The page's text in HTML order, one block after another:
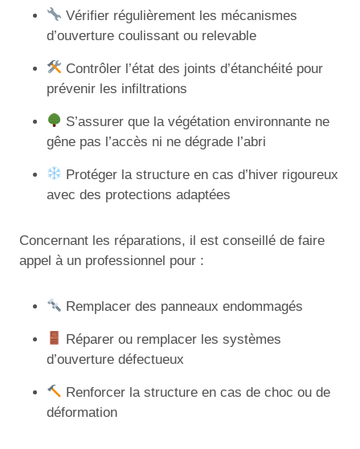
Vérifier régulièrement les mécanismes
d’ouverture coulissant ou relevable
Contrôler l’état des joints d’étanchéité pour
prévenir les infiltrations
S’assurer que la végétation environnante ne
gêne pas l’accès ni ne dégrade l’abri
Protéger la structure en cas d’hiver rigoureux
avec des protections adaptées
Concernant les réparations, il est conseillé de faire
appel à un professionnel pour :
Remplacer des panneaux endommagés
Réparer ou remplacer les systèmes
d’ouverture défectueux
Renforcer la structure en cas de choc ou de
déformation